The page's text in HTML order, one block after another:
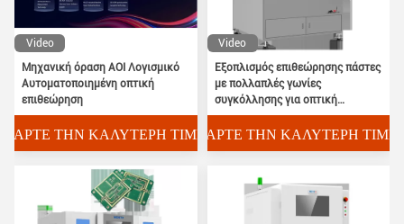
Video
Μηχανική όραση AOI Λογισμικό
Αυτοματοποιημένη οπτική
επιθεώρηση
ΠΆΡΤΕ ΤΗΝ ΚΑΛΎΤΕΡΗ ΤΙΜΉ
Video
Εξοπλισμός επιθεώρησης πάστες
με πολλαπλές γωνίες
συγκόλλησης για οπτική
επιθεώρηση PCB
ΠΆΡΤΕ ΤΗΝ ΚΑΛΎΤΕΡΗ ΤΙΜΉ